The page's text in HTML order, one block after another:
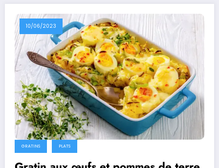
10/06/2023
GRATINS PLATS